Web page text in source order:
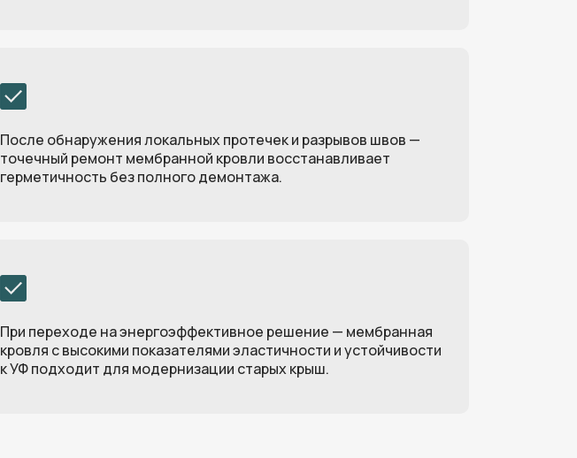
После обнаружения локальных протечек и разрывов швов —
точечный ремонт мембранной кровли восстанавливает
герметичность без полного демонтажа.
При переходе на энергоэффективное решение — мембранная
кровля с высокими показателями эластичности и устойчивости
к УФ подходит для модернизации старых крыш.
Оставить заявку